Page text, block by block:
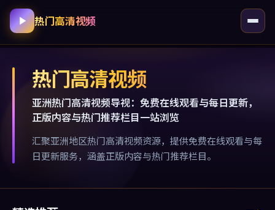
热门高清视频
热门高清视频
亚洲热门高清视频导视：免费在线观看与每日更新，
正版内容与热门推荐栏目一站浏览
汇聚亚洲地区热门高清视频资源，提供免费在线观看与每
日更新服务，涵盖正版内容与热门推荐栏目。